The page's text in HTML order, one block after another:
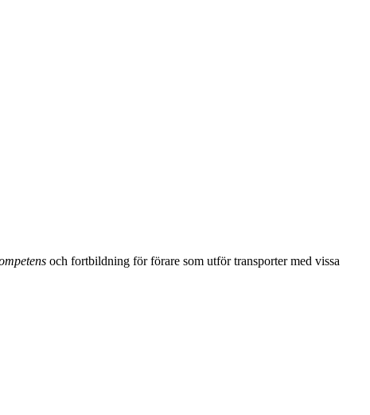
och fortbildning för förare som utför transporter med vissa